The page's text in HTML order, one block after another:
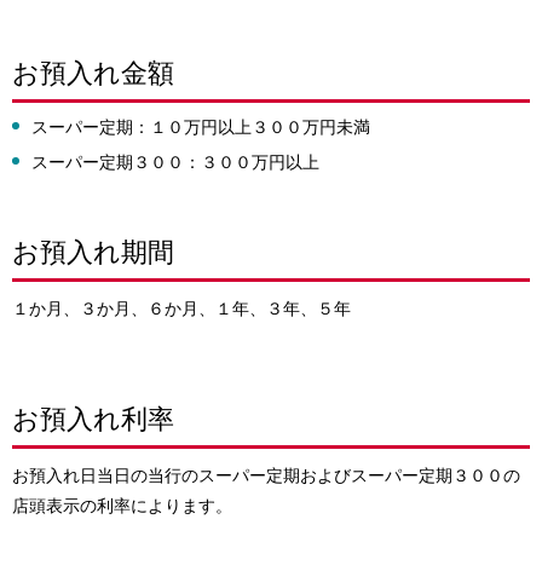
お預入れ金額
スーパー定期：１０万円以上３００万円未満
スーパー定期３００：３００万円以上
お預入れ期間
１か月、３か月、６か月、１年、３年、５年
お預入れ利率
お預入れ日当日の当行のスーパー定期およびスーパー定期３００の
店頭表示の利率によります。